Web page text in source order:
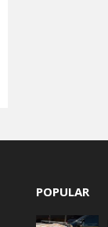
POPULAR